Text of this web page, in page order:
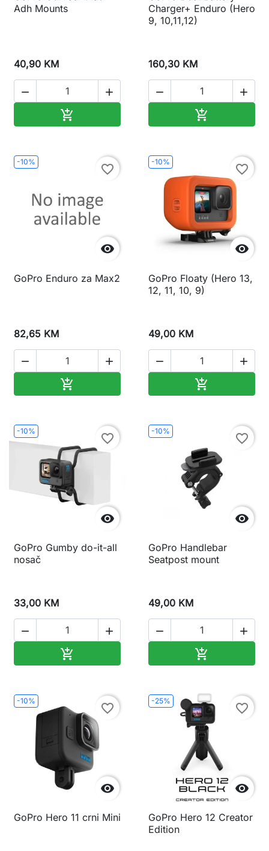
Adh Mounts
40,90 KM
 

Charger+ Enduro (Hero
9, 10,11,12)
160,30 KM
 

-10%

favorite_border
GoPro Enduro za Max2
82,65 KM
 

-10%

favorite_border
GoPro Floaty (Hero 13,
12, 11, 10, 9)
49,00 KM
 

-10%

favorite_border
GoPro Gumby do-it-all
nosač
33,00 KM
 

-10%

favorite_border
GoPro Handlebar
Seatpost mount
49,00 KM
 

-10%

favorite_border
GoPro Hero 11 crni Mini
-25%

favorite_border
GoPro Hero 12 Creator
Edition